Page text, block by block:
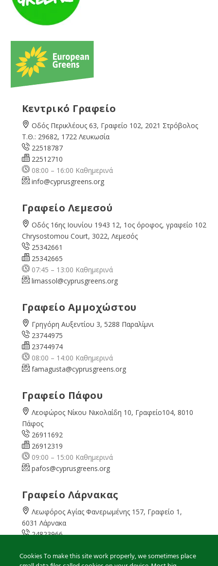
Κεντρικό Γραφείο
Οδός Περικλέους 63, Γραφείο 102, 2021 Στρόβολος
Τ.Θ.: 29682, 1722 Λευκωσία
22518787
22512710
08:00 – 16:00 Καθημερινά
info@cyprusgreens.org
Γραφείο Λεμεσού
Οδός 16ης Ιουνίου 1943 12, 1ος όροφος, γραφείο 102
Chrysostomou Court, 3022, Λεμεσός
25342661
25342665
07:45 – 13:00 Καθημερινά
limassol@cyprusgreens.org
Γραφείο Αμμοχώστου
Γρηγόρη Αυξεντίου 3, 5288 Παραλίμνι
23744975
23744974
08:00 – 14:00 Καθημερινά
famagusta@cyprusgreens.org
Γραφείο Πάφου
Λεοφώρος Νίκου Νικολαίδη 10, Γραφείο104, 8010
Πάφος
26911692
26912319
09:00 – 15:00 Καθημερινά
pafos@cyprusgreens.org
Γραφείο Λάρνακας
Λεωφόρος Αγίας Φανερωμένης 157, Γραφείο 1,
6031 Λάρνακα
24823966
08:00 – 16:00 Καθημερινά
Cookies To make this site work properly, we sometimes place